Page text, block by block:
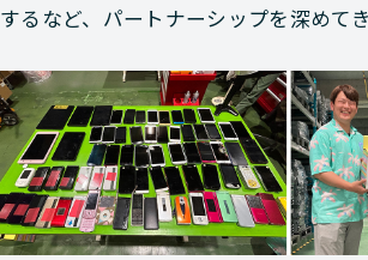
するなど、パートナーシップを深めてき